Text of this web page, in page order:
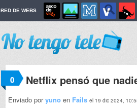
RED DE WEBS
0 Netflix pensó que
Enviado poryuno en Fails el 19 dic 2024,